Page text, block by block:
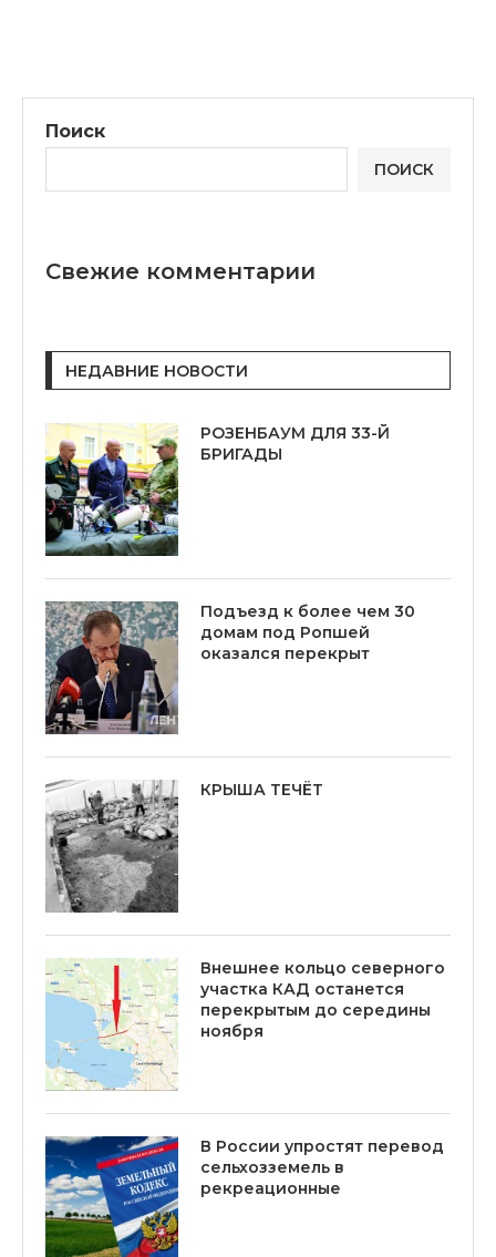
Поиск
ПОИСК
Свежие комментарии
НЕДАВНИЕ НОВОСТИ
РОЗЕНБАУМ ДЛЯ 33-Й
БРИГАДЫ
Подъезд к более чем 30
домам под Ропшей
оказался перекрыт
КРЫША ТЕЧЁТ
Внешнее кольцо северного
участка КАД останется
перекрытым до середины
ноября
В России упростят перевод
сельхозземель в
рекреационные